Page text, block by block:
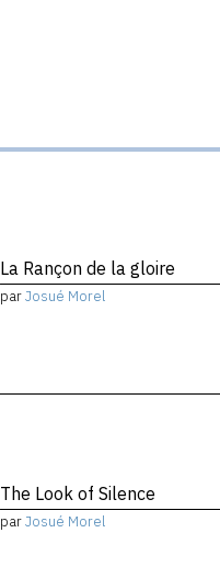
La Rançon de la gloire
parJosué Morel
The Look of Silence
parJosué Morel